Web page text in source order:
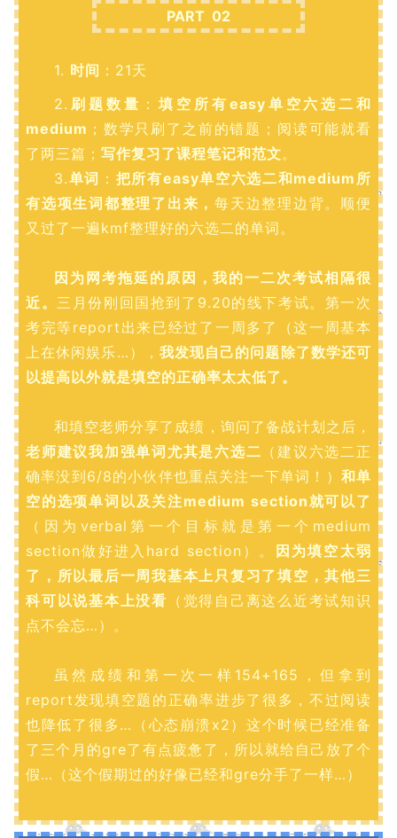
PART 02
1. 时间 ：21天
2. 刷题数量 ：填空所有easy单空六选二和
medium ；数学只刷了之前的错题；阅读可能就看
了两三篇； 写作复习了课程笔记和范文。
3.单词 ： 把所有easy单空六选二和medium所
有选项生词都整理了出来，每天边整理边背。顺便
又过了一遍kmf整理好的六选二的单词。
因为网考拖延的原因，我的一二次考试相隔很
近。三月份刚回国抢到了9.20的线下考试。第一次
考完等report出来已经过了一周多了（这一周基本
上在休闲娱乐…）， 我发现自己的问题除了数学还可
以提高以外就是填空的正确率太太低了。
和填空老师分享了成绩，询问了备战计划之后，
老师建议我加强单词尤其是六选二 （建议六选二正
确率没到6/8的小伙伴也重点关注一下单词！） 和单
空的选项单词以及关注medium section就可以了
（因为verbal第一个目标就是第一个medium
section做好进入hard section）。
因为填空太弱
了，所以最后一周我基本上只复习了填空，其他三
科可以说基本上没看 （觉得自己离这么近考试知识
点不会忘…）。
虽然成绩和第一次一样154+165，但拿到
report发现填空题的正确率进步了很多，不过阅读
也降低了很多…（心态崩溃x2）这个时候已经准备
了三个月的gre了有点疲惫了，所以就给自己放了个
假…（这个假期过的好像已经和gre分手了一样…）